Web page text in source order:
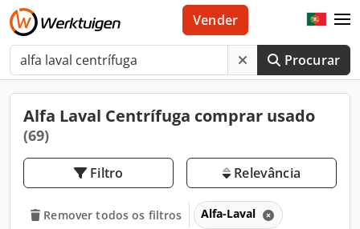
Procurar
Vender
Alfa Laval Centrífuga comprar usado
(69)
Filtro Relevância
Remover todos os filtros Alfa-Laval